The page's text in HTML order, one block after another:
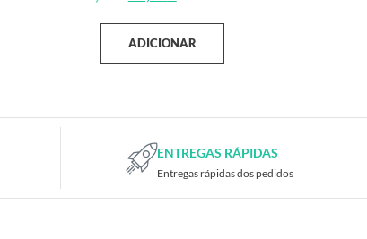
ADICIONAR
ENTREGAS RÁPIDAS
Entregas rápidas dos pedidos